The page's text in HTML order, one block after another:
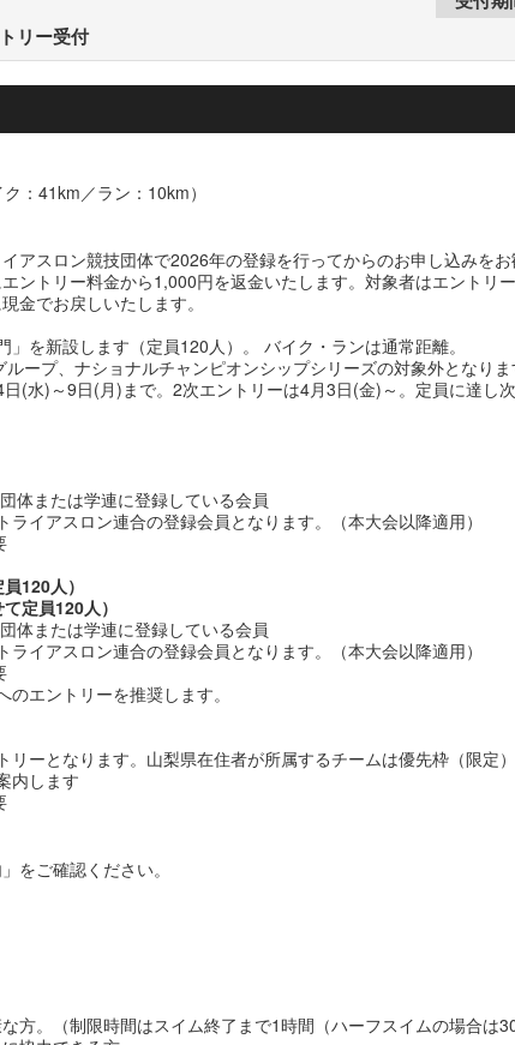
リー受付
：41km／ラン：10km）
スロン競技団体で2026年の登録を行ってからのお申し込みをお
ントリー料金から1,000円を返金いたします。対象者はエントリ
金でお戻しいたします。
を新設します（定員120人）。 バイク・ランは通常距離。
ープ、ナショナルチャンピオンシップシリーズの対象外となりま
(水)～9日(月)まで。2次エントリーは4月3日(金)～。定員に達し次
体または学連に登録している会員
イアスロン連合の登録会員となります。（本大会以降適用）
120人）
定員120人）
体または学連に登録している会員
イアスロン連合の登録会員となります。（本大会以降適用）
エントリーを推奨します。
ーとなります。山梨県在住者が所属するチームは優先枠（限定）
内します
をご確認ください。
方。（制限時間はスイム終了まで1時間（ハーフスイムの場合は